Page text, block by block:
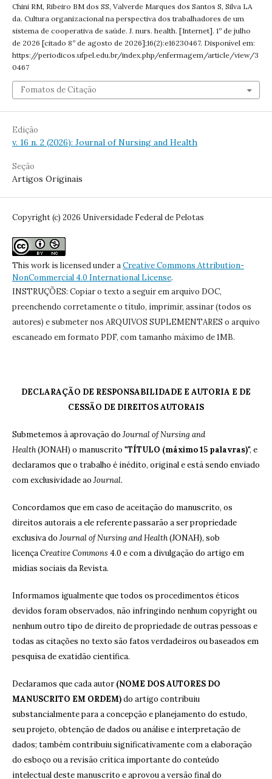
Chini RM, Ribeiro BM dos SS, Valverde Marques dos Santos S, Silva LA
da. Cultura organizacional na perspectiva dos trabalhadores de um
sistema de cooperativa de saúde. J. nurs. health. [Internet]. 1º de julho
de 2026 [citado 8º de agosto de 2026];16(2):e16230467. Disponível em:
https://periodicos.ufpel.edu.br/index.php/enfermagem/article/view/3
0467
Fomatos de Citação
Edição
v. 16 n. 2 (2026): Journal of Nursing and Health
Seção
Artigos Originais
Copyright (c) 2026 Universidade Federal de Pelotas
This work is licensed under aCreative Commons Attribution-
NonCommercial 4.0 International License.
INSTRUÇÕES: Copiar o texto a seguir em arquivo DOC,
preenchendo corretamente o título, imprimir, assinar (todos os
autores) e submeter nos ARQUIVOS SUPLEMENTARES o arquivo
escaneado em formato PDF, com tamanho máximo de 1MB.
DECLARAÇÃO DE RESPONSABILIDADE E AUTORIA E DE
CESSÃO DE DIREITOS AUTORAIS
Submetemos à aprovação do Journal of Nursing and
Health(JONAH) o manuscrito "TÍTULO (máximo 15 palavras)", e
declaramos que o trabalho é inédito, original e está sendo enviado
com exclusividade ao Journal.
Concordamos que em caso de aceitação do manuscrito, os
direitos autorais a ele referente passarão a ser propriedade
exclusiva do Journal of Nursing and Health(JONAH), sob
licençaCreative Commons 4.0 e com a divulgação do artigo em
mídias sociais da Revista.
Informamos igualmente que todos os procedimentos éticos
devidos foram observados, não infringindo nenhum copyright ou
nenhum outro tipo de direito de propriedade de outras pessoas e
todas as citações no texto são fatos verdadeiros ou baseados em
pesquisa de exatidão científica.
Declaramos que cada autor(NOME DOS AUTORES DO
MANUSCRITO EM ORDEM)do artigo contribuiu
substancialmente para a concepção e planejamento do estudo,
seu projeto, obtenção de dados ou análise e interpretação de
dados; também contribuiu significativamente com a elaboração
do esboço ou a revisão crítica importante do conteúdo
intelectual deste manuscrito e aprovou a versão final do